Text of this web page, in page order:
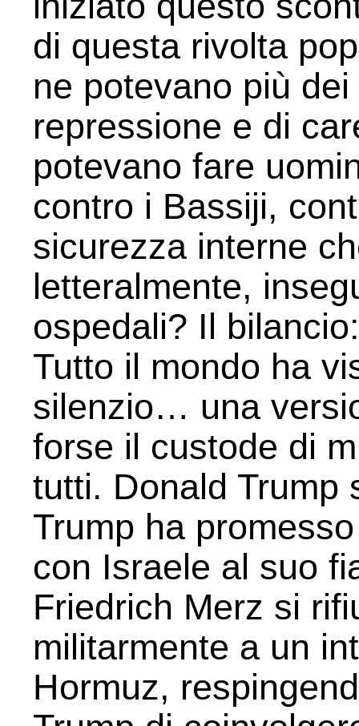
di questa rivolta
ne potevano più
repressione e di
potevano fare
contro i Bassiji,
sicurezza interne
letteralmente,
ospedali? Il
Tutto il mondo ha
silenzio… una
forse il custode di
tutti. Donald Trump
Trump ha
con Israele al suo
Friedrich Merz si
militarmente a un
Hormuz,